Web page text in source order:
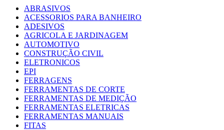
ABRASIVOS
ACESSORIOS PARA BANHEIRO
ADESIVOS
AGRICOLA E JARDINAGEM
AUTOMOTIVO
CONSTRUÇÃO CIVIL
ELETRONICOS
EPI
FERRAGENS
FERRAMENTAS DE CORTE
FERRAMENTAS DE MEDIÇÃO
FERRAMENTAS ELETRICAS
FERRAMENTAS MANUAIS
FITAS